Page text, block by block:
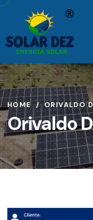
HOME ORIVALDO
Orivaldo